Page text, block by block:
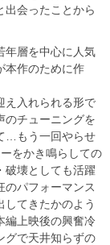
出会ったことから
年層を中心に人気
本作のために作
え入れられる形で
のチューニングを
…もう一回やらせ
をかき鳴らしての
破壊としても活躍
のパフォーマンス
してきたかのよう
編上映後の興奮冷
グで天井知らずの